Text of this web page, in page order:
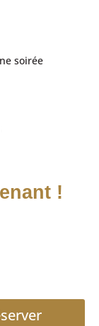
soirée
!